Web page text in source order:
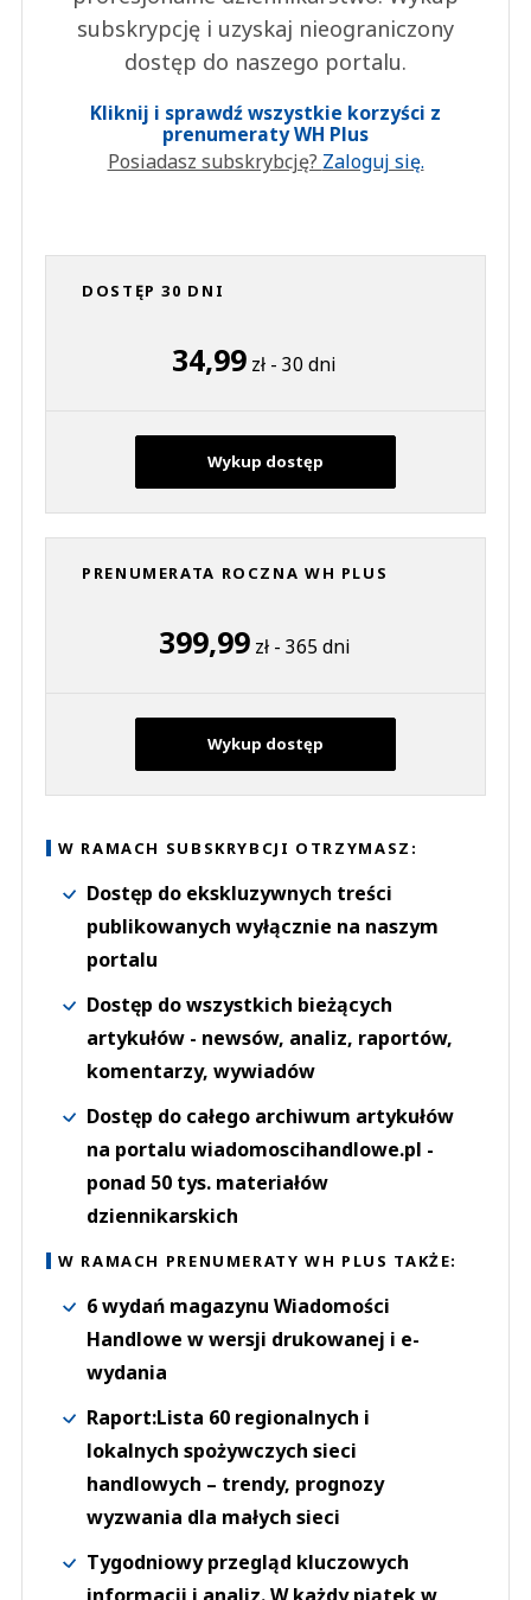
subskrypcję i uzyskaj nieograniczony
dostęp do naszego portalu.
Kliknij i sprawdź wszystkie korzyści z
prenumeraty WH Plus
Posiadasz subskrybcję? Zaloguj się.
DOSTĘP 30 DNI
34,99 zł - 30 dni
Wykup dostęp
PRENUMERATA ROCZNA WH PLUS
399,99zł - 365 dni
Wykup dostęp
W RAMACH SUBSKRYBCJI OTRZYMASZ:
Dostęp do ekskluzywnych treści
publikowanych wyłącznie na naszym
portalu
Dostęp do wszystkich bieżących
artykułów - newsów, analiz, raportów,
komentarzy, wywiadów
Dostęp do całego archiwum artykułów
na portalu wiadomoscihandlowe.pl -
ponad 50 tys. materiałów
dziennikarskich
W RAMACH PRENUMERATY WH PLUS TAKŻE:
6 wydań magazynu Wiadomości
Handlowe w wersji drukowanej i e-
wydania
Raport:Lista 60 regionalnych i
lokalnych spożywczych sieci
handlowych – trendy, prognozy
wyzwania dla małych sieci
Tygodniowy przegląd kluczowych